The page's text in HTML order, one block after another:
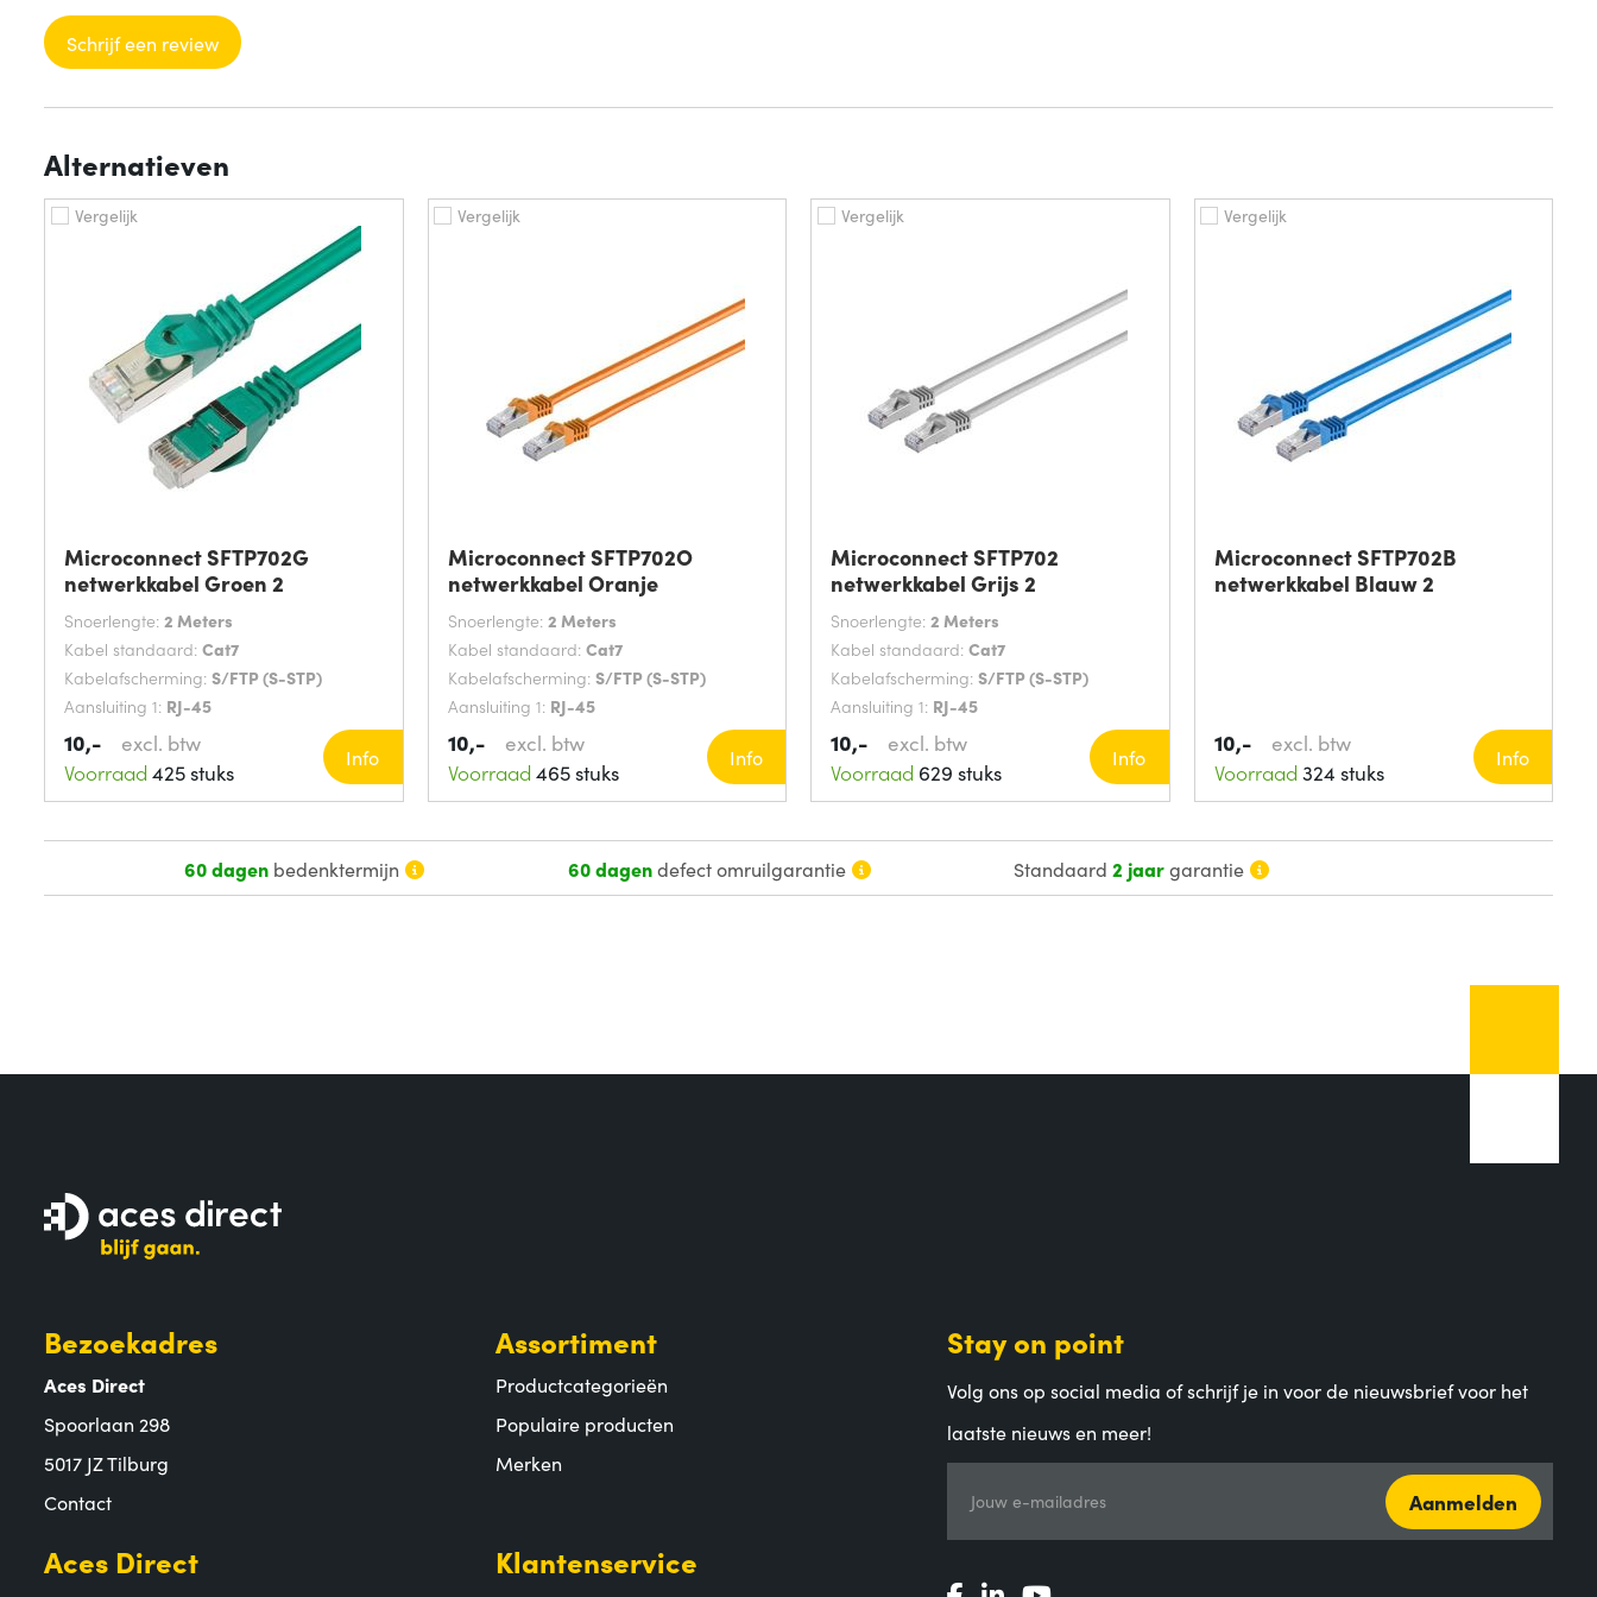
Schrijf een review
Alternatieven
Vergelijk
Microconnect SFTP702G
netwerkkabel Groen 2
Snoerlengte: 2 Meters
Kabel standaard: Cat7
Kabelafscherming: S/FTP (S-STP)
Aansluiting 1: RJ-45
10,-
excl. btw
Voorraad 425 stuks
Info
Vergelijk
Microconnect SFTP702O
netwerkkabel Oranje
Snoerlengte: 2 Meters
Kabel standaard: Cat7
Kabelafscherming: S/FTP (S-STP)
Aansluiting 1: RJ-45
10,-
excl. btw
Voorraad 465 stuks
Info
Vergelijk
Microconnect SFTP702
netwerkkabel Grijs 2
Snoerlengte: 2 Meters
Kabel standaard: Cat7
Kabelafscherming: S/FTP (S-STP)
Aansluiting 1: RJ-45
10,-
excl. btw
Voorraad 629 stuks
Info
Vergelijk
Microconnect SFTP702B
netwerkkabel Blauw 2
10,-
excl. btw
Voorraad 324 stuks
Info
60 dagenbedenktermijn 60 dagendefect omruilgarantie Standaard2 jaargarantie
Bezoekadres
Aces Direct
Spoorlaan 298
5017 JZ Tilburg
Contact
Assortiment
Productcategorieën
Populaire producten
Merken
Aces Direct Klantenservice
Stay on point
Volg ons op social media of schrijf je in voor de nieuwsbrief voor het
laatste nieuws en meer!
Jouw e-mailadres Aanmelden